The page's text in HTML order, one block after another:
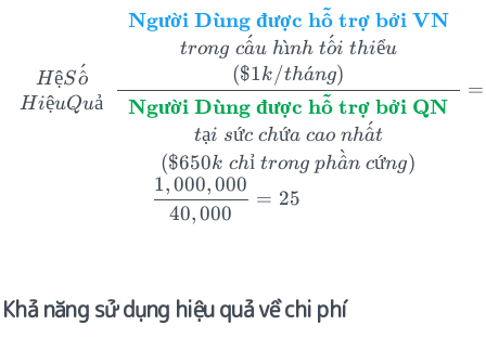
\begin{array}{c} Hệ Số \\
HệSo
^
ˊ
HiệuQuả Người Du
ˋngđược ho
ˆ
˜ trợ bởi QN
tại sức chứa cao nha
^
ˊt
($650k chỉ trong pha
^
ˋn cứng)
Người Du
ˋng được ho
ˆ
˜trợ bởi VN
trong ca
^
ˊu hı
ˋnh to
^
ˊi thiểu
($1k/tha
ˊng)
=
40,000
1,000,000
= 25
Khả năng sử dụng hiệu quả về chi phí